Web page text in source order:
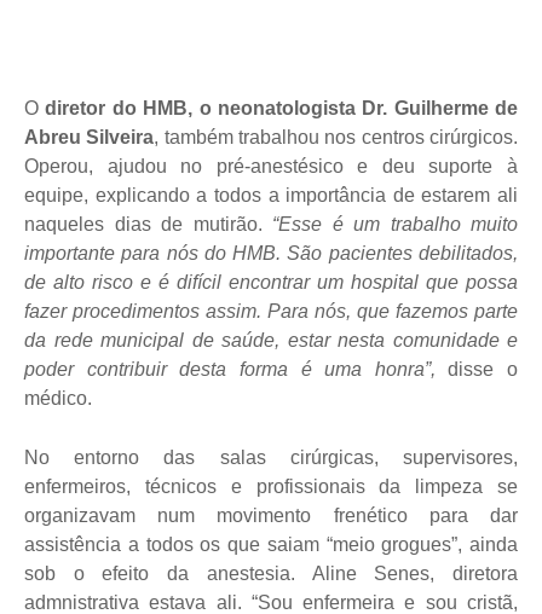
Odiretor do HMB, o neonatologista Dr. Guilherme de
Abreu Silveira, também trabalhou nos centros cirúrgicos.
Operou, ajudou no pré-anestésico e deu suporte à
equipe, explicando a todos a importância de estarem ali
naqueles dias de mutirão. “Esse é um trabalho muito
importante para nós do HMB. São pacientes debilitados,
de alto risco e é difícil encontrar um hospital que possa
fazer procedimentos assim. Para nós, que fazemos parte
da rede municipal de saúde, estar nesta comunidade e
poder contribuir desta forma é uma honra”, disse o
médico.
No entorno das salas cirúrgicas, supervisores,
enfermeiros, técnicos e profissionais da limpeza se
organizavam num movimento frenético para dar
assistência a todos os que saiam “meio grogues”, ainda
sob o efeito da anestesia. Aline Senes, diretora
admnistrativa estava ali. “Sou enfermeira e sou cristã,